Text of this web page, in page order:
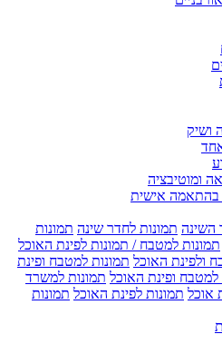
ושיק
ומוטיבציה
בהתאמה אישית
השינה תמונות לחדר שינה תמונות
תמונות למטבח / תמונות לפינת האוכל
ולפינת האוכל תמונות למטבח ופינת
למטבח ופינת האוכל תמונות למשרד
אוכל תמונות לפינת האוכל תמונות